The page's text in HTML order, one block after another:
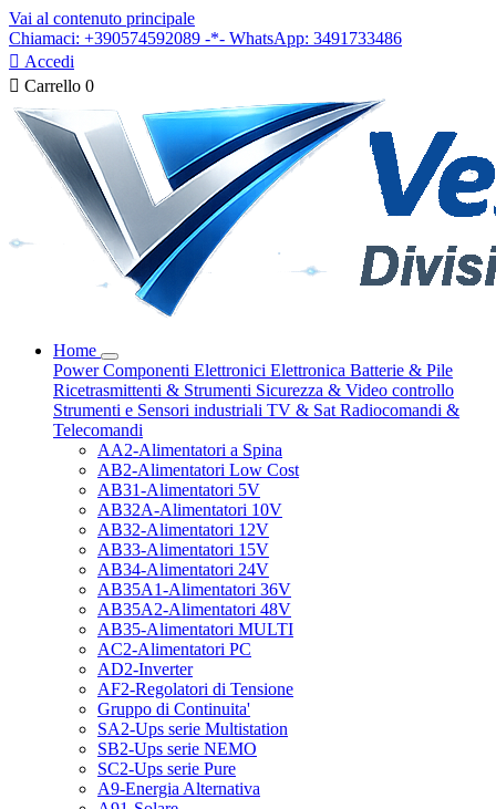
Vai al contenuto principale
Chiamaci: +390574592089 -*- WhatsApp: 3491733486
 Accedi
 Carrello 0
Home
PowerComponenti Elettronici Elettronica Batterie & Pile
Ricetrasmittenti & Strumenti Sicurezza & Video controllo
Strumenti e Sensori industriali TV & Sat Radiocomandi &
Telecomandi
AA2-Alimentatori a Spina
AB2-Alimentatori Low Cost
AB31-Alimentatori 5V
AB32A-Alimentatori 10V
AB32-Alimentatori 12V
AB33-Alimentatori 15V
AB34-Alimentatori 24V
AB35A1-Alimentatori 36V
AB35A2-Alimentatori 48V
AB35-Alimentatori MULTI
AC2-Alimentatori PC
AD2-Inverter
AF2-Regolatori di Tensione
Gruppo di Continuita'
SA2-Ups serie Multistation
SB2-Ups serie NEMO
SC2-Ups serie Pure
A9-Energia Alternativa